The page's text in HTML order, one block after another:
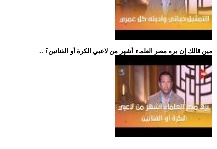
.. مين قالك إن بره مصر العلماء أشهر من لاعبي الكرة أو الفنانين؟